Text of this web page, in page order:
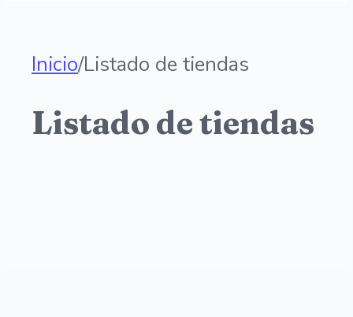
Inicio/Listado de tiendas
Listado de tiendas